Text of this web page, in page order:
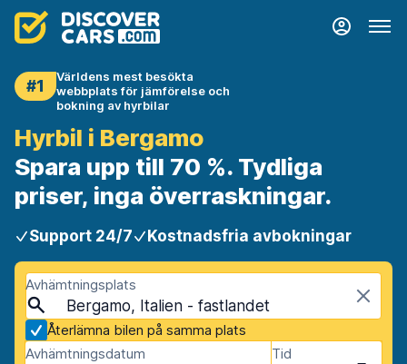
#1
Världens mest besökta
webbplats för jämförelse och
bokning av hyrbilar
Hyrbil i Bergamo
Spara upp till 70 %. Tydliga
priser, inga överraskningar.
Support 24/7 Kostnadsfria avbokningar
Avhämtningsplats
Bergamo, Italien - fastlandet
Återlämna bilen på samma plats
Avhämtningsdatum
Tid